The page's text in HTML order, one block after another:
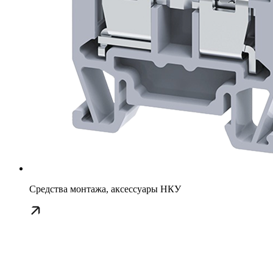
Средства монтажа, аксессуары НКУ